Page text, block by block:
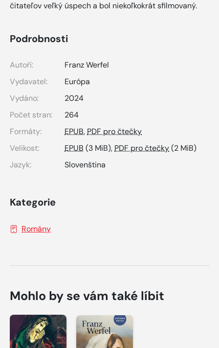
čitateľov veľký úspech a bol niekoľkokrát sfilmovaný.
Podrobnosti
Autoři:
Franz Werfel
Vydavatel:
Európa
Vydáno:
2024
Počet stran:
264
Formáty:
EPUB, PDF pro čtečky
Velikost:
EPUB (3 MiB), PDF pro čtečky(2 MiB)
Jazyk:
Slovenština
Kategorie
Romány
Mohlo by se vám také líbit